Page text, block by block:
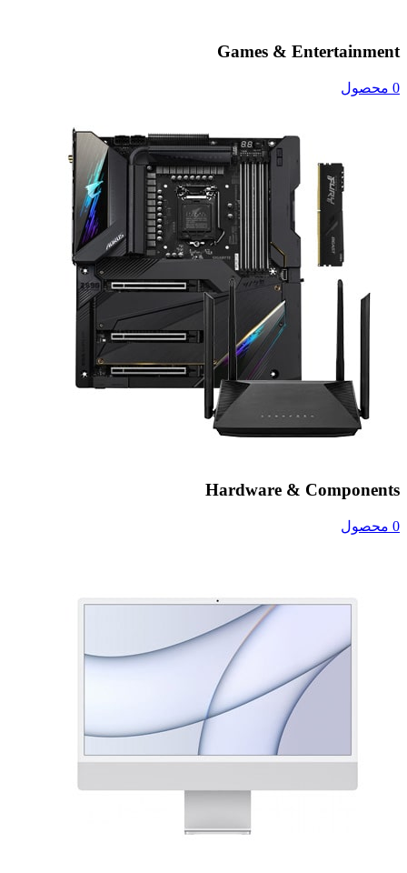
Games & Entertainment
0 محصول
Hardware & Components
0 محصول